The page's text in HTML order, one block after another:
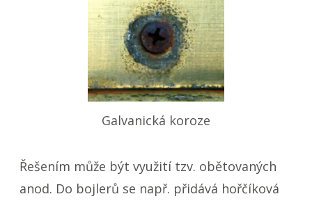
Galvanická koroze
Řešením může být využití tzv. obětovaných
anod. Do bojlerů se např. přidává hořčíková